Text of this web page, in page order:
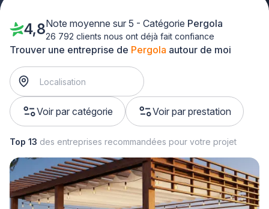
Trouver une entreprise de Pergola autour de moi
Voir par catégorie Voir par prestation
4,8Note moyenne sur 5 - Catégorie Pergola
26 792 clients nous ont déjà fait confiance
Top 13 des entreprises recommandées pour votre projet